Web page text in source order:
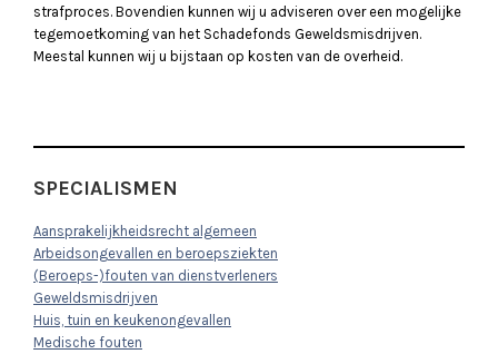
strafproces. Bovendien kunnen wij u adviseren over een mogelijke
tegemoetkoming van het Schadefonds Geweldsmisdrijven.
Meestal kunnen wij u bijstaan op kosten van de overheid.
SPECIALISMEN
Aansprakelijkheidsrecht algemeen
Arbeidsongevallen en beroepsziekten
(Beroeps-)fouten van dienstverleners
Geweldsmisdrijven
Huis, tuin en keukenongevallen
Medische fouten